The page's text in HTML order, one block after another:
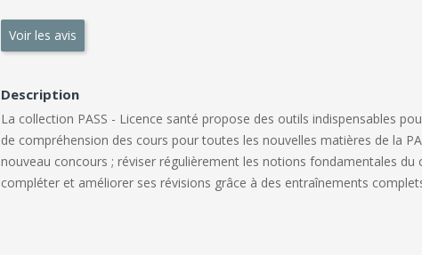
Voir les avis
Description
La collection PASS - Licence santé propose des outils indispensables
de compréhension des cours pour toutes les nouvelles matières de la
nouveau concours ; réviser régulièrement les notions fondamentales du
compléter et améliorer ses révisions grâce à des entraînements